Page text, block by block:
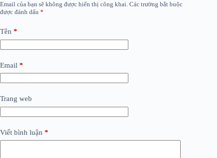
Email của bạn sẽ không được hiển thị công khai. Các trường bắt buộc
được đánh dấu *
Tên *
Email *
Trang web
Viết bình luận *